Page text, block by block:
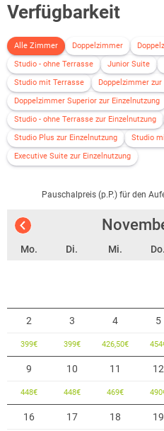
Verfügbarkeit
Alle Zimmer Doppelzimmer
Studio - ohne Terrasse
Junior Suite
Studio mit Terrasse
Doppelzimmer zur
Doppelzimmer Superior zur Einzelnutzung
Studio - ohne Terrasse zur Einzelnutzung
Studio Plus zur Einzelnutzung
Studio
Executive Suite zur Einzelnutzung
Pauschalpreis (p.P.) für den
Mo. Di. Mi. Do.
2
399€
3
399€
4
426,50€
5
454
9
448€
10
448€
11
469€
12
490
16 17 18 19